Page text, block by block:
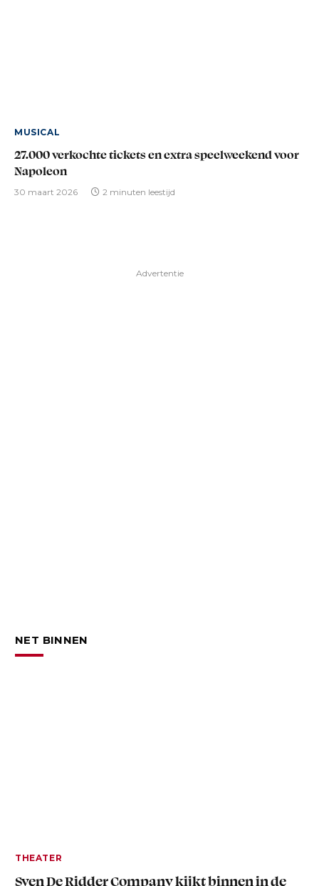
MUSICAL
27.000 verkochte tickets en extra speelweekend voor
Napoleon
30 maart 2026 2 minuten leestijd
Advertentie
NET BINNEN
THEATER
Sven De Ridder Company kijkt binnen in de